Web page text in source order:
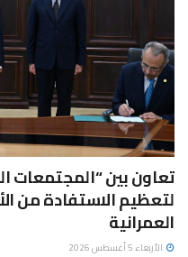
تعاون بين “المجتمعات
لتعظيم الاستفادة من
العمرانية
الأربعاء 5 أغسطس 2026